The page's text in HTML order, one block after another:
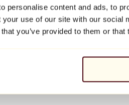
personalise content and ads, to
your use of our site with our
you’ve provided to them or